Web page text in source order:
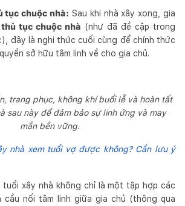
tục chuộc nhà: Sau khi nhà xây xong, gia
thủ tục chuộc nhà (như đã đề cập trong
đây là nghi thức cuối cùng để chính thức
sở hữu tâm linh về cho gia chủ.
trang phục, không khí buổi lễ và hoàn tất
sau này để đảm bảo sự linh ứng và may
mắn bền vững.
nhà xem tuổi vợ được không? Cần lưu ý
tuổi xây nhà không chỉ là một tập hợp các
cầu nối tâm linh giữa gia chủ (thông qua